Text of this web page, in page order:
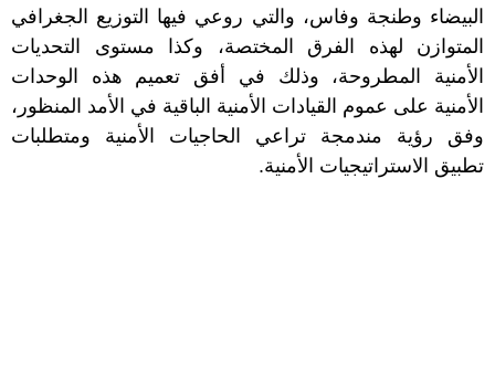
البيضاء وطنجة وفاس، والتي روعي فيها التوزيع الجغرافي
المتوازن لهذه الفرق المختصة، وكذا مستوى التحديات
الأمنية المطروحة، وذلك في أفق تعميم هذه الوحدات
الأمنية على عموم القيادات الأمنية الباقية في الأمد المنظور،
وفق رؤية مندمجة تراعي الحاجيات الأمنية ومتطلبات
تطبيق الاستراتيجيات الأمنية.